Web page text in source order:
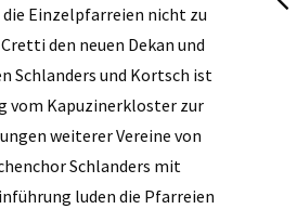
die Einzelpfarreien nicht zu
den neuen Dekan und
Schlanders und Kortsch ist
vom Kapuzinerkloster zur
weiterer Vereine von
Schlanders mit
luden die Pfarreien